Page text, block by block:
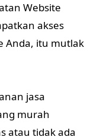
Website
akses
Anda, itu mutlak
jasa
murah
atau tidak ada